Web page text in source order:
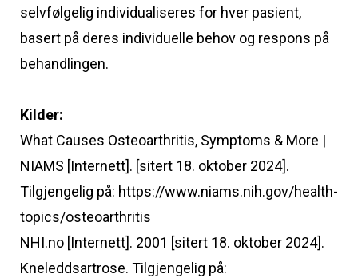
selvfølgelig individualiseres for hver pasient,
basert på deres individuelle behov og respons på
behandlingen.
Kilder:
What Causes Osteoarthritis, Symptoms & More |
NIAMS [Internett]. [sitert 18. oktober 2024].
Tilgjengelig på: https://www.niams.nih.gov/health-
topics/osteoarthritis
NHI.no [Internett]. 2001 [sitert 18. oktober 2024].
Kneleddsartrose. Tilgjengelig på: